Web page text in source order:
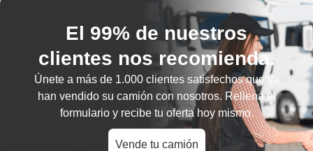
El 99% de nuestros
clientes nos recomienda.
Únete a más de 1.000 clientes satisfechosque ya
han vendido su camión con nosotros. Rellena el
formulario y recibe tu oferta hoy mismo.
Vende tu camión